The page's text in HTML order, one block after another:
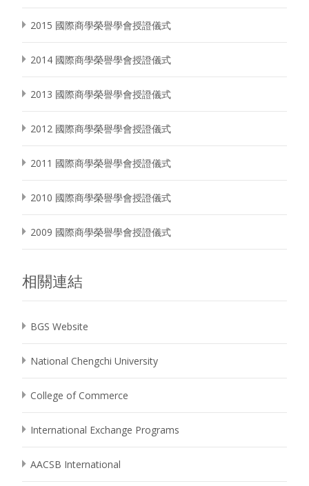
2015 國際商學榮譽學會授證儀式
2014 國際商學榮譽學會授證儀式
2013 國際商學榮譽學會授證儀式
2012 國際商學榮譽學會授證儀式
2011 國際商學榮譽學會授證儀式
2010 國際商學榮譽學會授證儀式
2009 國際商學榮譽學會授證儀式
相關連結
BGS Website
National Chengchi University
College of Commerce
International Exchange Programs
AACSB International